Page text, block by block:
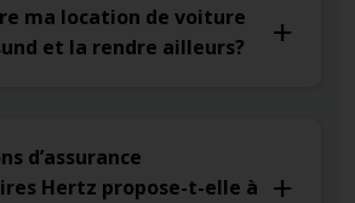
ma location de voiture
et la rendre ailleurs?
d’assurance
Hertz propose-t-elle à